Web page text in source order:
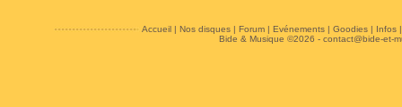
Accueil| Nos disques| Forum| Evénements| Goodies| Infos
Bide & Musique ©2026 - contact@bide-et-